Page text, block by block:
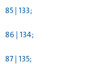
85 | 133;
86 | 134;
87 | 135;